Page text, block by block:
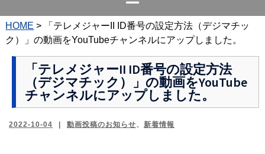
ス
キ
ル
メ
ュ
HOME >
「テレメジャーII ID番号の設定方法（デジマチッ
ク）」の動画をYouTubeチャンネルにアップしました。
「テレメジャーII ID番号の設定方法
（デジマチック）」の動画をYouTube
チャンネルにアップしました。
2022-10-04 動画投稿のお知らせ、 新着情報